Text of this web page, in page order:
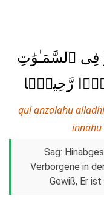
فِى ٱلسَّمَـٰوَٰتِ
رَّحِيمًۭا
qul anzalahu
Sag:
Verborgene in
Gewiß, Er